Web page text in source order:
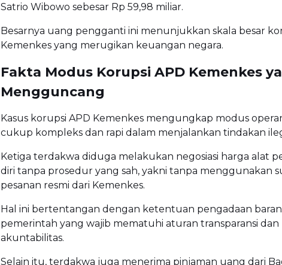
Satrio Wibowo sebesar Rp 59,98 miliar.
Besarnya uang pengganti ini menunjukkan skala besar
Kemenkes yang merugikan keuangan negara.
Fakta Modus Korupsi APD Kemenkes
Mengguncang
Kasus korupsi APD Kemenkes mengungkap modus
cukup kompleks dan rapi dalam menjalankan tindakan
Ketiga terdakwa diduga melakukan negosiasi harga alat
diri tanpa prosedur yang sah, yakni tanpa menggunakan
pesanan resmi dari Kemenkes.
Hal ini bertentangan dengan ketentuan pengadaan
pemerintah yang wajib mematuhi aturan transparansi dan
akuntabilitas.
Selain itu, terdakwa juga menerima pinjaman uang dari